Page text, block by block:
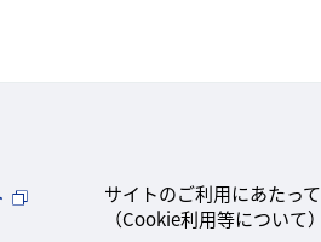
サイトのご利用にあたって
（Cookie利用等について）